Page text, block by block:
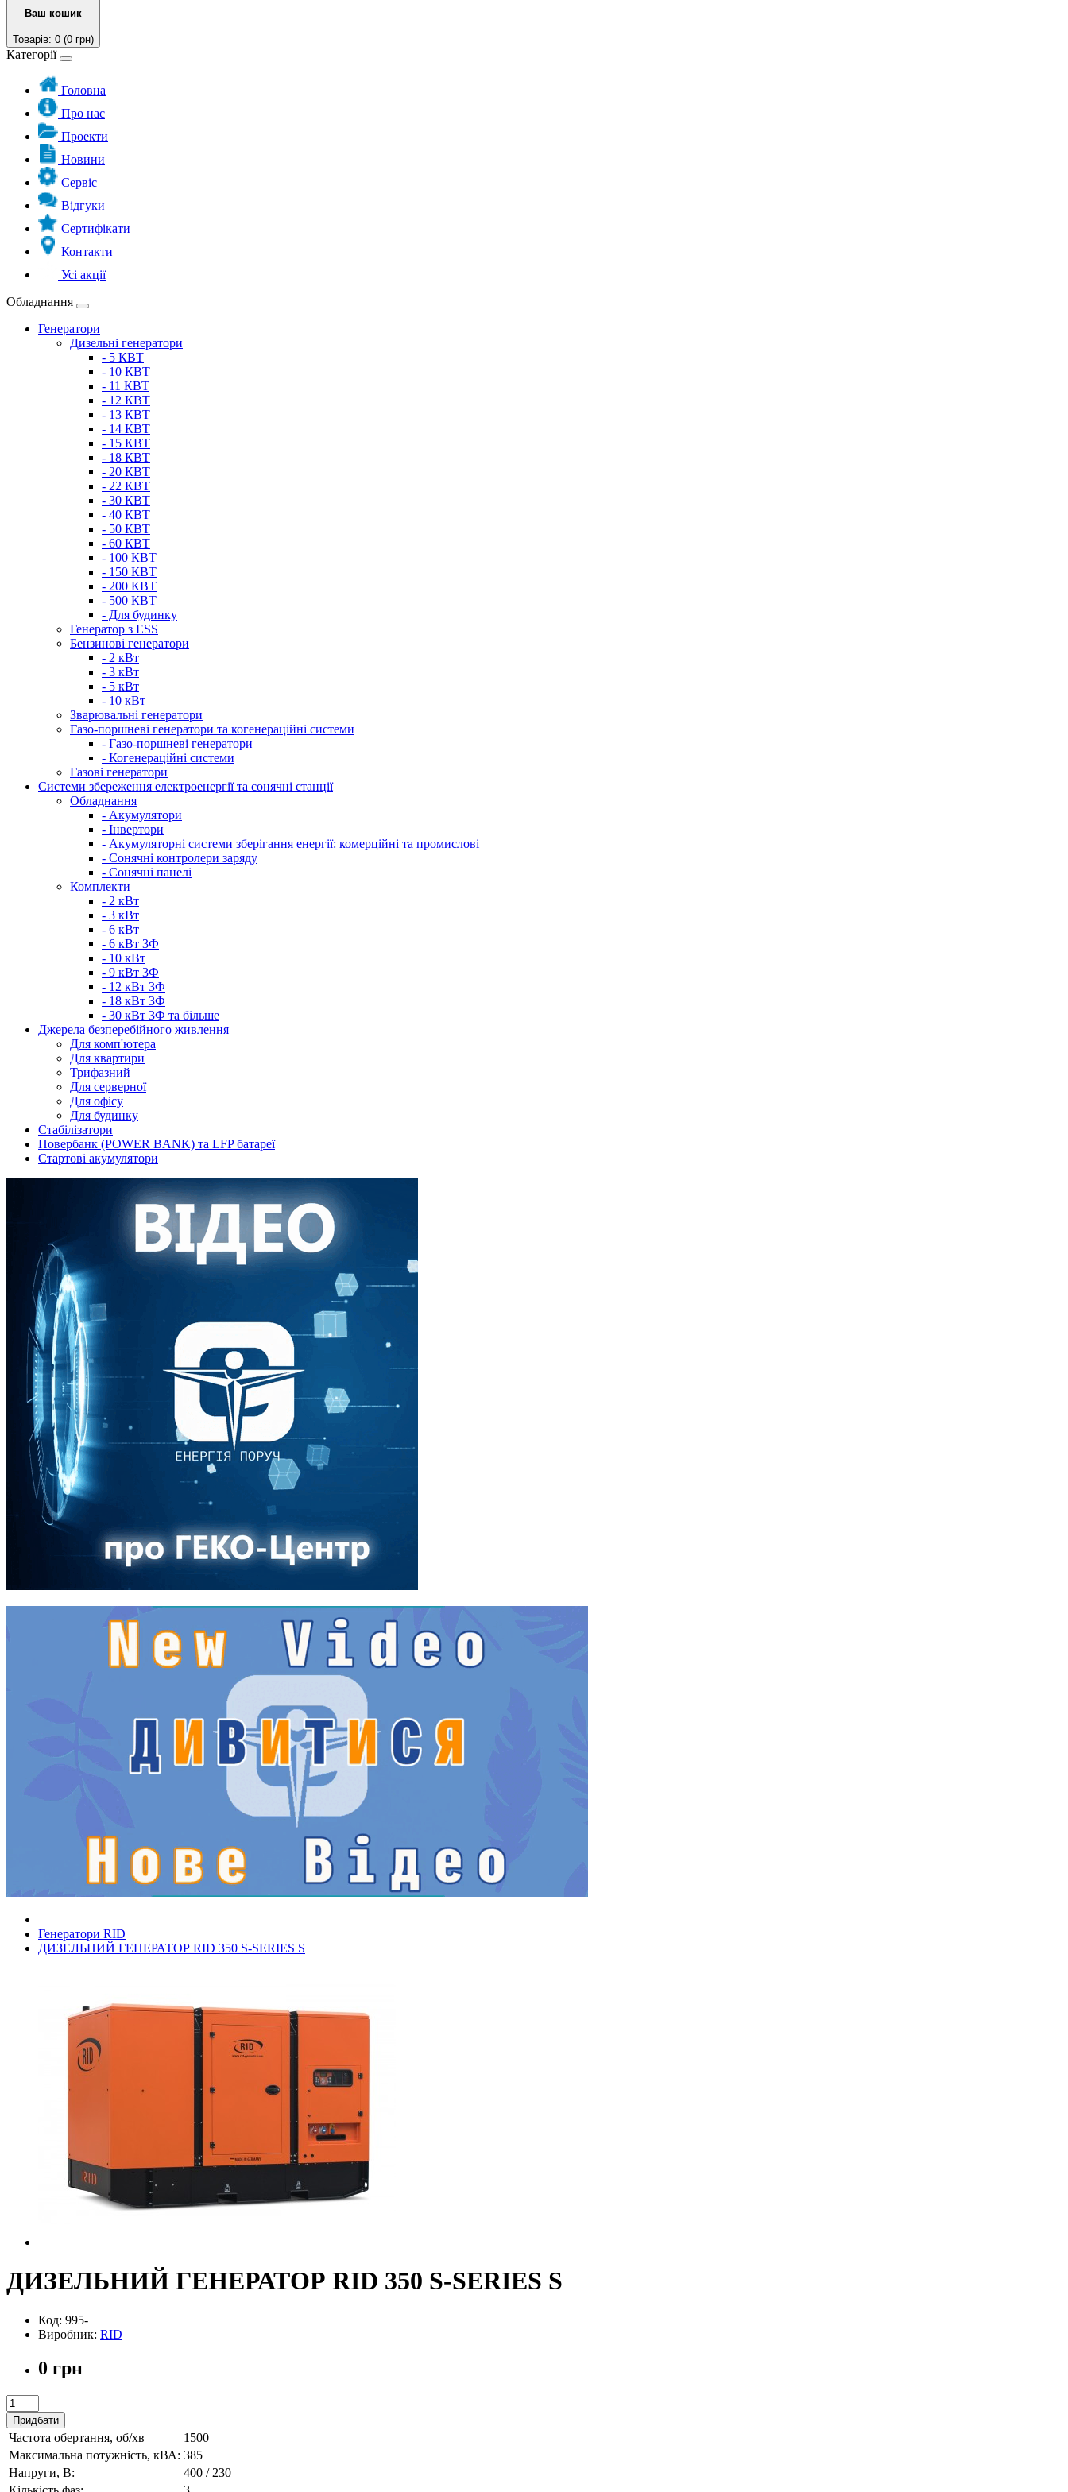
Ваш кошик
Товарів: 0 (0 грн)
Категорії
Головна
Про нас
Проекти
Новини
Сервіс
Відгуки
Сертифікати
Контакти
Усі акції
Обладнання
Генератори
Дизельні генератори
- 5 КВТ
- 10 КВТ
- 11 КВТ
- 12 КВТ
- 13 КВТ
- 14 КВТ
- 15 КВТ
- 18 КВТ
- 20 КВТ
- 22 КВТ
- 30 КВТ
- 40 КВТ
- 50 КВТ
- 60 КВТ
- 100 КВТ
- 150 КВТ
- 200 КВТ
- 500 КВТ
- Для будинку
Генератор з ESS
Бензинові генератори
- 2 кВт
- 3 кВт
- 5 кВт
- 10 кВт
Зварювальні генератори
Газо-поршневі генератори та когенераційні системи
- Газо-поршневі генератори
- Когенераційні системи
Газові генератори
Системи збереження електроенергії та сонячні станції
Обладнання
- Акумулятори
- Інвертори
- Акумуляторні системи зберігання енергії: комерційні та промислові
- Сонячні контролери заряду
- Сонячні панелі
Комплекти
- 2 кВт
- 3 кВт
- 6 кВт
- 6 кВт 3Ф
- 10 кВт
- 9 кВт 3Ф
- 12 кВт 3Ф
- 18 кВт 3Ф
- 30 кВт 3Ф та більше
Джерела безперебійного живлення
Для комп'ютера
Для квартири
Трифазний
Для серверної
Для офісу
Для будинку
Стабілізатори
Повербанк (POWER BANK) та LFP батареї
Стартові акумулятори
Генератори RID
ДИЗЕЛЬНИЙ ГЕНЕРАТОР RID 350 S-SERIES S
ДИЗЕЛЬНИЙ ГЕНЕРАТОР RID 350 S-SERIES S
Код: 995-
Виробник: RID
0 грн
Придбати
Частота обертання, об/хв
1500
Максимальна потужність, кВА: 385
Напруги, В:
400 / 230